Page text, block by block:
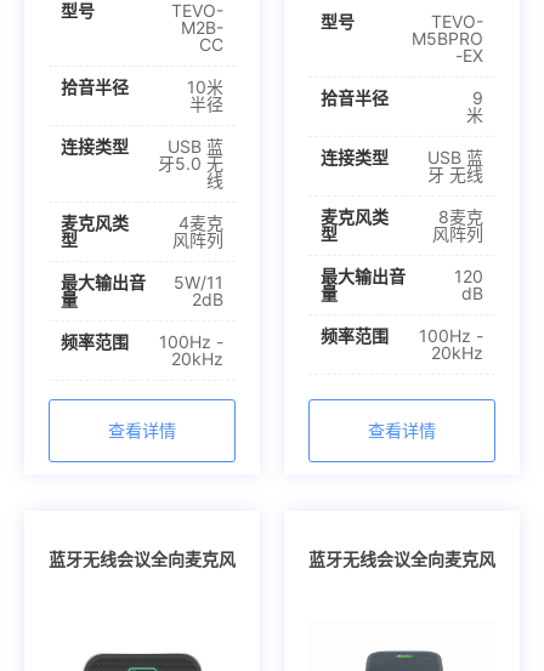
型号
TEVO-
M2B-
CC
拾音半径
10米
半径
连接类型
USB 蓝
牙5.0 无
线
麦克风类
型
4麦克
风阵列
最大输出音
量
5W/11
2dB
频率范围
100Hz -
20kHz
查看详情
型号
TEVO-
M5BPRO
-EX
拾音半径
9
米
连接类型
USB 蓝
牙 无线
麦克风类
型
8麦克
风阵列
最大输出音
量
120
dB
频率范围
100Hz -
20kHz
查看详情
蓝牙无线会议全向麦克风 蓝牙无线会议全向麦克风